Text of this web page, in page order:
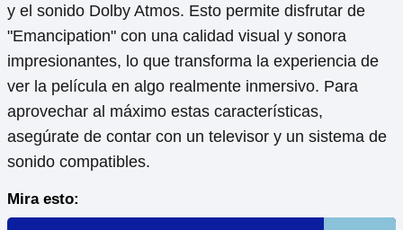
y el sonido Dolby Atmos. Esto permite disfrutar de
"Emancipation" con una calidad visual y sonora
impresionantes, lo que transforma la experiencia de
ver la película en algo realmente inmersivo. Para
aprovechar al máximo estas características,
asegúrate de contar con un televisor y un sistema de
sonido compatibles.
Mira esto: